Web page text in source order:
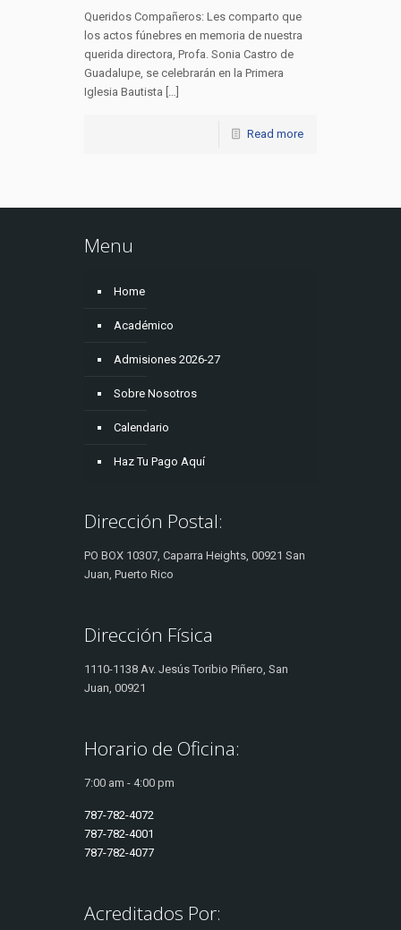
Queridos Compañeros: Les comparto que
los actos fúnebres en memoria de nuestra
querida directora, Profa. Sonia Castro de
Guadalupe, se celebrarán en la Primera
Iglesia Bautista […]
Read more
Menu
Home
Académico
Admisiones 2026-27
Sobre Nosotros
Calendario
Haz Tu Pago Aquí
Dirección Postal:
PO BOX 10307, Caparra Heights, 00921 San
Juan, Puerto Rico
Dirección Física
1110-1138 Av. Jesús Toribio Piñero, San
Juan, 00921
Horario de Oficina:
7:00 am - 4:00 pm
787-782-4072
787-782-4001
787-782-4077
Acreditados Por: